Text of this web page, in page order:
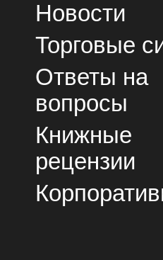
Новости
Торговые
Ответы на
вопросы
Книжные
рецензии